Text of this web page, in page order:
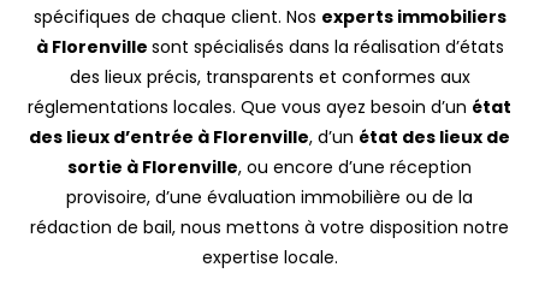
spécifiques de chaque client. Nos experts immobiliers
à Florenville sont spécialisés dans la réalisation d’états
des lieux précis, transparents et conformes aux
réglementations locales. Que vous ayez besoin d’un état
des lieux d’entrée à Florenville, d’un état des lieux de
sortie à Florenville, ou encore d’une réception
provisoire, d’une évaluation immobilière ou de la
rédaction de bail, nous mettons à votre disposition notre
expertise locale.